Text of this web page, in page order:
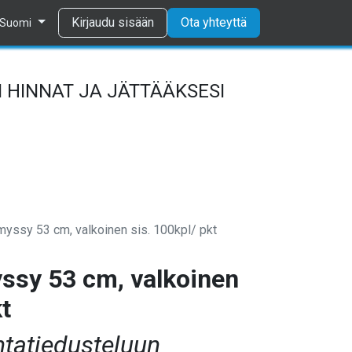
Tietosuojaseloste
Suomi Kirjaudu sisään Ota yhteyttä
HINNAT JA JÄTTÄÄKSESI
53 cm, valkoinen sis. 100kpl/ pkt
53 cm, valkoinen